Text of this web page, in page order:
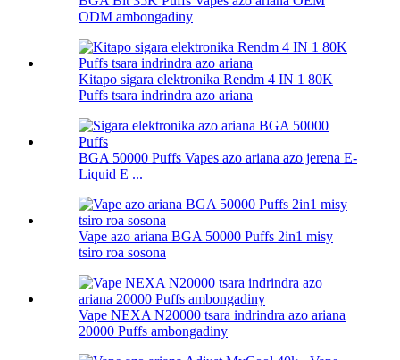
ODM ambongadiny
Kitapo sigara elektronika Rendm 4 IN 1 80K
Puffs tsara indrindra azo ariana
BGA 50000 Puffs Vapes azo ariana azo jerena E-
Liquid E ...
Vape azo ariana BGA 50000 Puffs 2in1 misy
tsiro roa sosona
Vape NEXA N20000 tsara indrindra azo ariana
20000 Puffs ambongadiny